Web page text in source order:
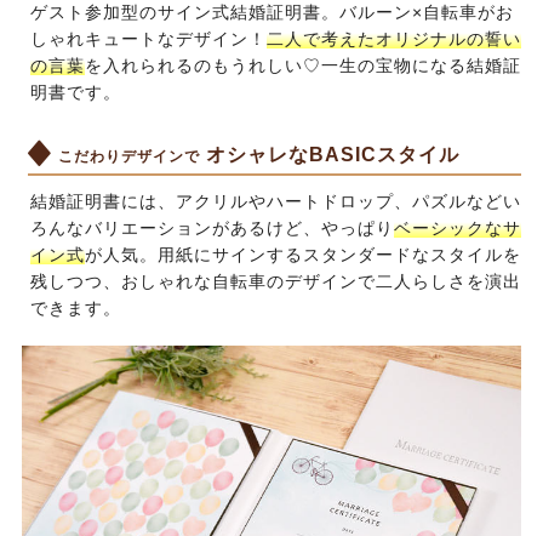
ゲスト参加型のサイン式結婚証明書。バルーン×自転車がお
しゃれキュートなデザイン！ 二人で考えたオリジナルの誓い
の言葉を入れられるのもうれしい♡一生の宝物になる結婚証
明書です。
こだわりデザインでオシャレなBASICスタイル
結婚証明書には、アクリルやハートドロップ、パズルなどい
ろんなバリエーションがあるけど、やっぱり ベーシックなサ
イン式が人気。用紙にサインするスタンダードなスタイルを
残しつつ、おしゃれな自転車のデザインで二人らしさを演出
できます。